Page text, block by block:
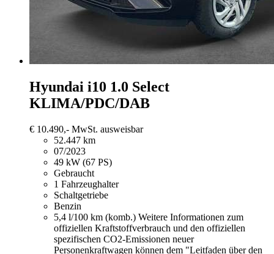
Hyundai i10 1.0 Select
KLIMA/PDC/DAB
€ 10.490,- MwSt. ausweisbar
52.447 km
07/2023
49 kW (67 PS)
Gebraucht
1 Fahrzeughalter
Schaltgetriebe
Benzin
5,4 l/100 km (komb.) Weitere Informationen zum
offiziellen Kraftstoffverbrauch und den offiziellen
spezifischen CO2-Emissionen neuer
Personenkraftwagen können dem "Leitfaden über den